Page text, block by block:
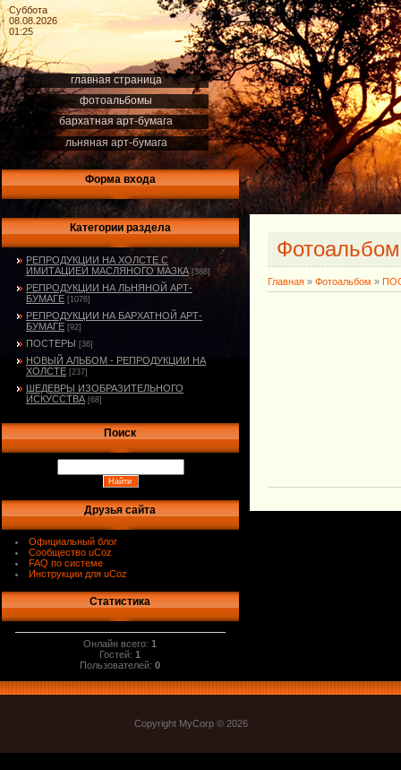
Суббота
08.08.2026
01:25
главная страница
фотоальбомы
бархатная арт-бумага
льняная арт-бумага
Форма входа
Категории раздела
РЕПРОДУКЦИИ НА ХОЛСТЕ С
ИМИТАЦИЕЙ МАСЛЯНОГО МАЗКА [388]
РЕПРОДУКЦИИ НА ЛЬНЯНОЙ АРТ-
БУМАГЕ [1076]
РЕПРОДУКЦИИ НА БАРХАТНОЙ АРТ-
БУМАГЕ [92]
ПОСТЕРЫ [36]
НОВЫЙ АЛЬБОМ - РЕПРОДУКЦИИ НА
ХОЛСТЕ [237]
ШЕДЕВРЫ ИЗОБРАЗИТЕЛЬНОГО
ИСКУССТВА [68]
Поиск
Друзья сайта
Официальный блог
Сообщество uCoz
FAQ по системе
Инструкции для uCoz
Статистика
Онлайн всего:1
Гостей:1
Пользователей:0
Главная » Фотоальбом »
Copyright MyCorp © 2026